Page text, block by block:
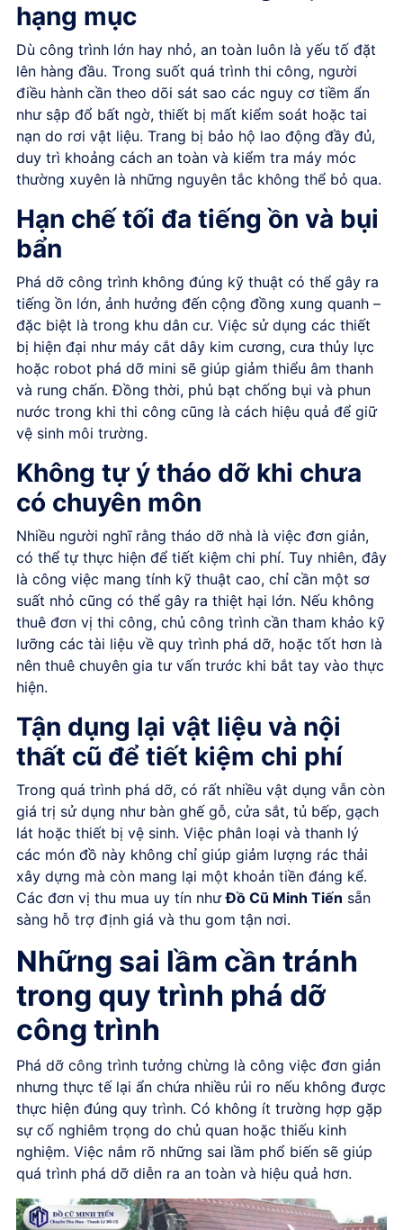
hạng mục
Dù công trình lớn hay nhỏ, an toàn luôn là yếu tố đặt
lên hàng đầu. Trong suốt quá trình thi công, người
điều hành cần theo dõi sát sao các nguy cơ tiềm ẩn
như sập đổ bất ngờ, thiết bị mất kiểm soát hoặc tai
nạn do rơi vật liệu. Trang bị bảo hộ lao động đầy đủ,
duy trì khoảng cách an toàn và kiểm tra máy móc
thường xuyên là những nguyên tắc không thể bỏ qua.
Hạn chế tối đa tiếng ồn và bụi
bẩn
Phá dỡ công trình không đúng kỹ thuật có thể gây ra
tiếng ồn lớn, ảnh hưởng đến cộng đồng xung quanh –
đặc biệt là trong khu dân cư. Việc sử dụng các thiết
bị hiện đại như máy cắt dây kim cương, cưa thủy lực
hoặc robot phá dỡ mini sẽ giúp giảm thiểu âm thanh
và rung chấn. Đồng thời, phủ bạt chống bụi và phun
nước trong khi thi công cũng là cách hiệu quả để giữ
vệ sinh môi trường.
Không tự ý tháo dỡ khi chưa
có chuyên môn
Nhiều người nghĩ rằng tháo dỡ nhà là việc đơn giản,
có thể tự thực hiện để tiết kiệm chi phí. Tuy nhiên, đây
là công việc mang tính kỹ thuật cao, chỉ cần một sơ
suất nhỏ cũng có thể gây ra thiệt hại lớn. Nếu không
thuê đơn vị thi công, chủ công trình cần tham khảo kỹ
lưỡng các tài liệu về quy trình phá dỡ, hoặc tốt hơn là
nên thuê chuyên gia tư vấn trước khi bắt tay vào thực
hiện.
Tận dụng lại vật liệu và nội
thất cũ để tiết kiệm chi phí
Trong quá trình phá dỡ, có rất nhiều vật dụng vẫn còn
giá trị sử dụng như bàn ghế gỗ, cửa sắt, tủ bếp, gạch
lát hoặc thiết bị vệ sinh. Việc phân loại và thanh lý
các món đồ này không chỉ giúp giảm lượng rác thải
xây dựng mà còn mang lại một khoản tiền đáng kể.
Các đơn vị thu mua uy tín nhưĐồ Cũ Minh Tiến sẵn
sàng hỗ trợ định giá và thu gom tận nơi.
Những sai lầm cần tránh
trong quy trình phá dỡ
công trình
Phá dỡ công trình tưởng chừng là công việc đơn giản
nhưng thực tế lại ẩn chứa nhiều rủi ro nếu không được
thực hiện đúng quy trình. Có không ít trường hợp gặp
sự cố nghiêm trọng do chủ quan hoặc thiếu kinh
nghiệm. Việc nắm rõ những sai lầm phổ biến sẽ giúp
quá trình phá dỡ diễn ra an toàn và hiệu quả hơn.